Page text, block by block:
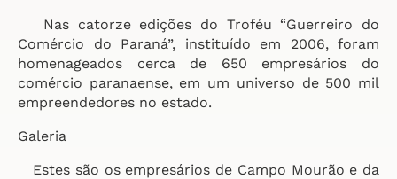
Nas catorze edições do Troféu “Guerreiro do
Comércio do Paraná”, instituído em 2006, foram
homenageados cerca de 650 empresários do
comércio paranaense, em um universo de 500 mil
empreendedores no estado.
Galeria
Estes são os empresários de Campo Mourão e da